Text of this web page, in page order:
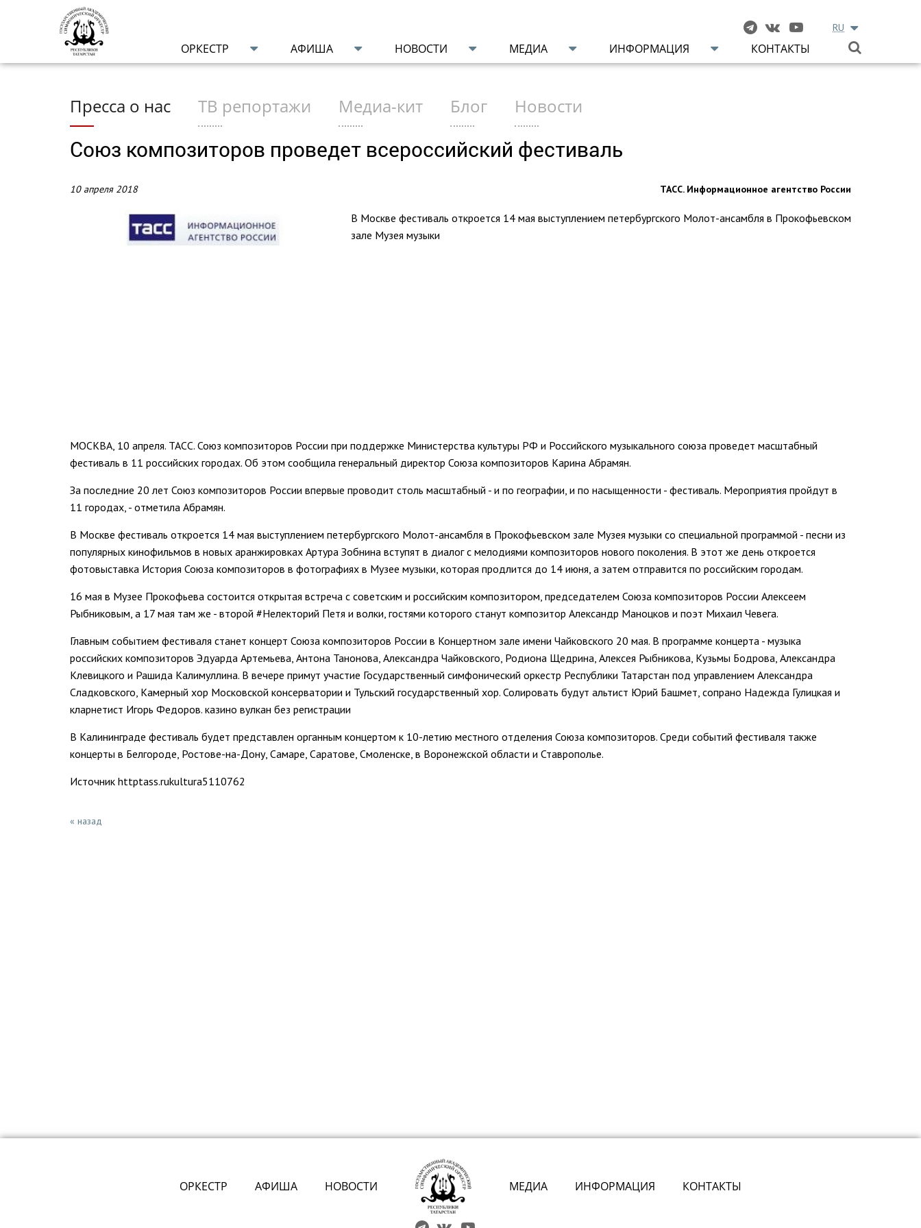
RU
ОРКЕСТР АФИША НОВОСТИ МЕДИА ИНФОРМАЦИЯ КОНТАКТЫ
Пресса о нас ТВ репортажи Медиа-кит Блог Новости
Союз композиторов проведет всероссийский фестиваль
10 апреля 2018 ТАСС. Информационное агентство России
В Москве фестиваль откроется 14 мая выступлением петербургского Молот-ансамбля в Прокофьевском
зале Музея музыки
МОСКВА, 10 апреля. ТАСС. Союз композиторов России при поддержке Министерства культуры РФ и Российского музыкального союза проведет масштабный
фестиваль в 11 российских городах. Об этом сообщила генеральный директор Союза композиторов Карина Абрамян.
За последние 20 лет Союз композиторов России впервые проводит столь масштабный - и по географии, и по насыщенности - фестиваль. Мероприятия пройдут в
11 городах, - отметила Абрамян.
В Москве фестиваль откроется 14 мая выступлением петербургского Молот-ансамбля в Прокофьевском зале Музея музыки со специальной программой - песни из
популярных кинофильмов в новых аранжировках Артура Зобнина вступят в диалог с мелодиями композиторов нового поколения. В этот же день откроется
фотовыставка История Союза композиторов в фотографиях в Музее музыки, которая продлится до 14 июня, а затем отправится по российским городам.
16 мая в Музее Прокофьева состоится открытая встреча с советским и российским композитором, председателем Союза композиторов России Алексеем
Рыбниковым, а 17 мая там же - второй #Нелекторий Петя и волки, гостями которого станут композитор Александр Маноцков и поэт Михаил Чевега.
Главным событием фестиваля станет концерт Союза композиторов России в Концертном зале имени Чайковского 20 мая. В программе концерта - музыка
российских композиторов Эдуарда Артемьева, Антона Танонова, Александра Чайковского, Родиона Щедрина, Алексея Рыбникова, Кузьмы Бодрова, Александра
Клевицкого и Рашида Калимуллина. В вечере примут участие Государственный симфонический оркестр Республики Татарстан под управлением Александра
Сладковского, Камерный хор Московской консерватории и Тульский государственный хор. Солировать будут альтист Юрий Башмет, сопрано Надежда Гулицкая и
кларнетист Игорь Федоров. казино вулкан без регистрации
В Калининграде фестиваль будет представлен органным концертом к 10-летию местного отделения Союза композиторов. Среди событий фестиваля также
концерты в Белгороде, Ростове-на-Дону, Самаре, Саратове, Смоленске, в Воронежской области и Ставрополье.
Источник httptass.rukultura5110762
« назад
ОРКЕСТР АФИША НОВОСТИ МЕДИА ИНФОРМАЦИЯ КОНТАКТЫ